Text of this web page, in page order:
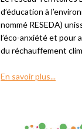
d’éducation à
nommé RESEDA)
l’éco-anxiété et pour
du réchauffement
En savoir plus...